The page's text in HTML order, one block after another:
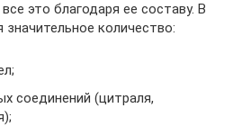
это благодаря ее составу. В
количество:
соединений (цитраля,